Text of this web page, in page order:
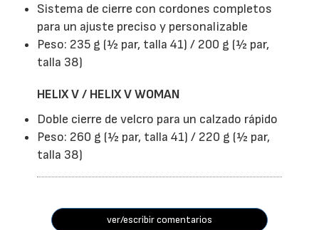
Sistema de cierre con cordones completos
para un ajuste preciso y personalizable
Peso: 235 g (½ par, talla 41) / 200 g (½ par,
talla 38)
HELIX V / HELIX V WOMAN
Doble cierre de velcro para un calzado rápido
Peso: 260 g (½ par, talla 41) / 220 g (½ par,
talla 38)
ver/escribir comentarios